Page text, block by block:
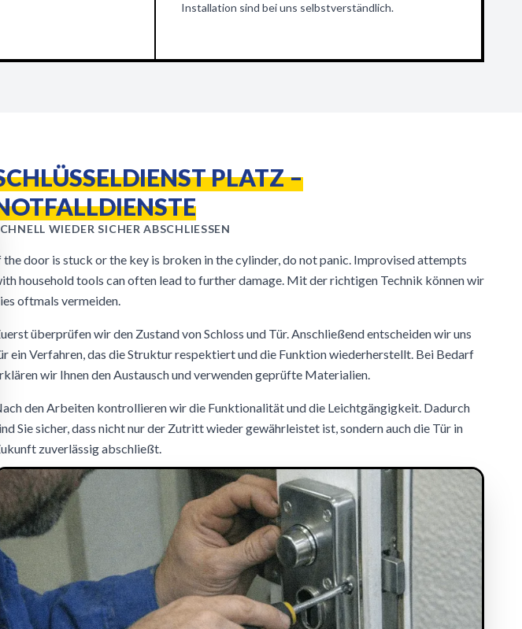
Installation sind bei uns selbstverständlich.
PLATZ –
WIEDER SICHER ABSCHLIESSEN
the door is stuck or the key is broken in the cylinder, do not panic. Improvised attempts
household tools can often lead to further damage. Mit der richtigen Technik können wir
oftmals vermeiden.
überprüfen wir den Zustand von Schloss und Tür. Anschließend entscheiden wir uns
ein Verfahren, das die Struktur respektiert und die Funktion wiederherstellt. Bei Bedarf
wir Ihnen den Austausch und verwenden geprüfte Materialien.
den Arbeiten kontrollieren wir die Funktionalität und die Leichtgängigkeit. Dadurch
Sie sicher, dass nicht nur der Zutritt wieder gewährleistet ist, sondern auch die Tür in
zuverlässig abschließt.